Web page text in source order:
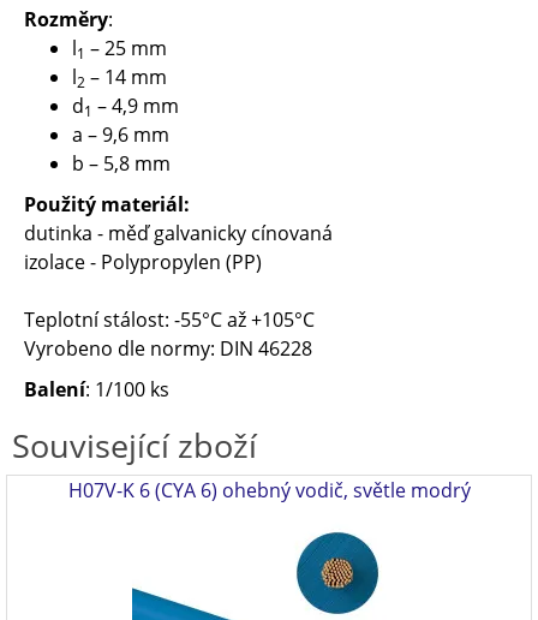
Rozměry:
l1 – 25 mm
l2 – 14 mm
d1 – 4,9 mm
a – 9,6 mm
b – 5,8 mm
Použitý materiál:
dutinka - měď galvanicky cínovaná
izolace - Polypropylen (PP)
Teplotní stálost: -55°C až +105°C
Vyrobeno dle normy: DIN 46228
Balení: 1/100 ks
Související zboží
H07V-K 6 (CYA 6) ohebný vodič, světle modrý